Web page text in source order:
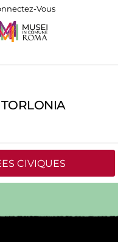
Vous
CIVIQUES